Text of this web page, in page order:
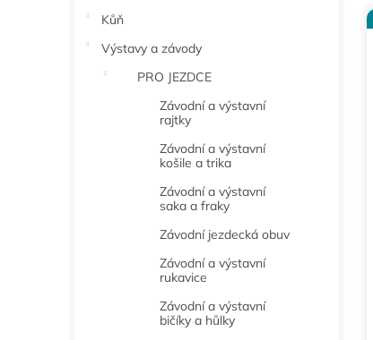
Kůň
Výstavy a závody
PRO JEZDCE
Závodní a výstavní
rajtky
Závodní a výstavní
košile a trika
Závodní a výstavní
saka a fraky
Závodní jezdecká obuv
Závodní a výstavní
rukavice
Závodní a výstavní
bičíky a hůlky